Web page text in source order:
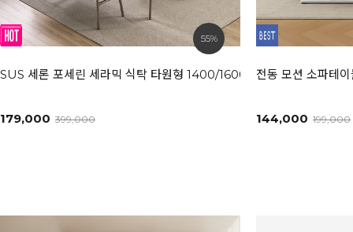
55%
SUS 세론 포세린 세라믹 식탁 타원형 1400/1600/1800L [모던화이트
179,000 399,000
전동 모션 소파테
144,000 199,000